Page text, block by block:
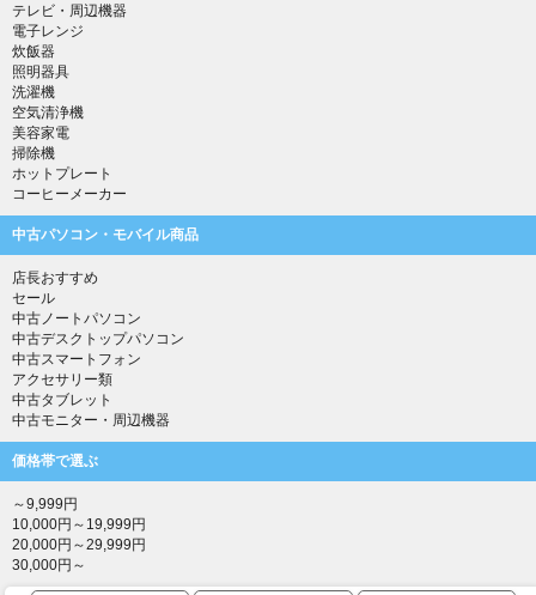
テレビ・周辺機器
電子レンジ
炊飯器
照明器具
洗濯機
空気清浄機
美容家電
掃除機
ホットプレート
コーヒーメーカー
中古パソコン・モバイル商品
店長おすすめ
セール
中古ノートパソコン
中古デスクトップパソコン
中古スマートフォン
アクセサリー類
中古タブレット
中古モニター・周辺機器
価格帯で選ぶ
～9,999円
10,000円～19,999円
20,000円～29,999円
30,000円～